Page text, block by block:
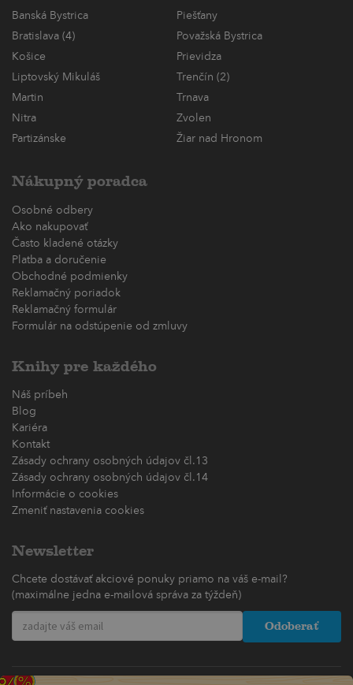
Banská Bystrica
Piešťany
Bratislava (4)
Považská Bystrica
Košice
Prievidza
Liptovský Mikuláš
Trenčín (2)
Martin
Trnava
Nitra
Zvolen
Partizánske
Žiar nad Hronom
Nákupný poradca
Osobné odbery
Ako nakupovať
Často kladené otázky
Platba a doručenie
Obchodné podmienky
Reklamačný poriadok
Reklamačný formulár
Formulár na odstúpenie od zmluvy
Knihy pre každého
Náš príbeh
Blog
Kariéra
Kontakt
Zásady ochrany osobných údajov čl.13
Zásady ochrany osobných údajov čl.14
Informácie o cookies
Zmeniť nastavenia cookies
Newsletter
Chcete dostávať akciové ponuky priamo na váš e-mail?
(maximálne jedna e-mailová správa za týždeň)
Odoberať